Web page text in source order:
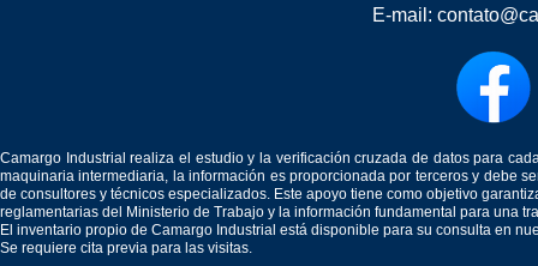
E-mail:
Camargo Industrial realiza el estudio y la verificación cruzada de datos para
maquinaria intermediaria, la información es proporcionada por terceros y debe
de consultores y técnicos especializados. Este apoyo tiene como objetivo
reglamentarias del Ministerio de Trabajo y la información fundamental para una
El inventario propio de Camargo Industrial está disponible para su consulta en
Se requiere cita previa para las visitas.